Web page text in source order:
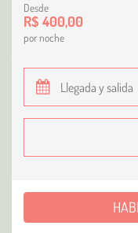
Desde
R$ 400,00
por noche